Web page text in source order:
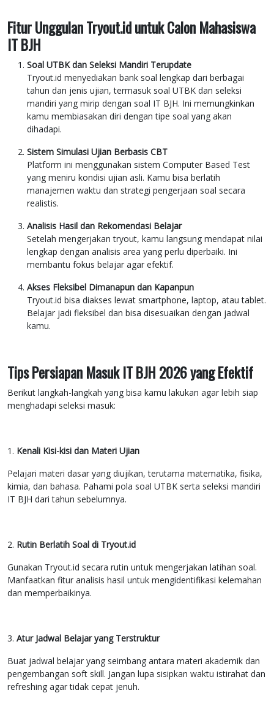
Fitur Unggulan Tryout.id untuk Calon Mahasiswa
IT BJH
Soal UTBK dan Seleksi Mandiri Terupdate
Tryout.id menyediakan bank soal lengkap dari berbagai
tahun dan jenis ujian, termasuk soal UTBK dan seleksi
mandiri yang mirip dengan soal IT BJH. Ini memungkinkan
kamu membiasakan diri dengan tipe soal yang akan
dihadapi.
Sistem Simulasi Ujian Berbasis CBT
Platform ini menggunakan sistem Computer Based Test
yang meniru kondisi ujian asli. Kamu bisa berlatih
manajemen waktu dan strategi pengerjaan soal secara
realistis.
Analisis Hasil dan Rekomendasi Belajar
Setelah mengerjakan tryout, kamu langsung mendapat nilai
lengkap dengan analisis area yang perlu diperbaiki. Ini
membantu fokus belajar agar efektif.
Akses Fleksibel Dimanapun dan Kapanpun
Tryout.id bisa diakses lewat smartphone, laptop, atau tablet.
Belajar jadi fleksibel dan bisa disesuaikan dengan jadwal
kamu.
Tips Persiapan Masuk IT BJH 2026 yang Efektif
Berikut langkah-langkah yang bisa kamu lakukan agar lebih siap
menghadapi seleksi masuk:
1. Kenali Kisi-kisi dan Materi Ujian
Pelajari materi dasar yang diujikan, terutama matematika, fisika,
kimia, dan bahasa. Pahami pola soal UTBK serta seleksi mandiri
IT BJH dari tahun sebelumnya.
2. Rutin Berlatih Soal di Tryout.id
Gunakan Tryout.id secara rutin untuk mengerjakan latihan soal.
Manfaatkan fitur analisis hasil untuk mengidentifikasi kelemahan
dan memperbaikinya.
3. Atur Jadwal Belajar yang Terstruktur
Buat jadwal belajar yang seimbang antara materi akademik dan
pengembangan soft skill. Jangan lupa sisipkan waktu istirahat dan
refreshing agar tidak cepat jenuh.